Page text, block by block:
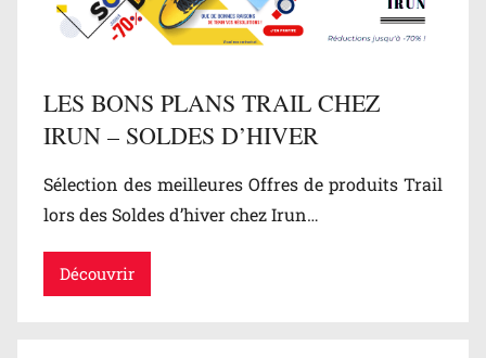
LES BONS PLANS TRAIL CHEZ
IRUN – SOLDES D’HIVER
Sélection des meilleures Offres de produits Trail
lors des Soldes d’hiver chez Irun…
Découvrir